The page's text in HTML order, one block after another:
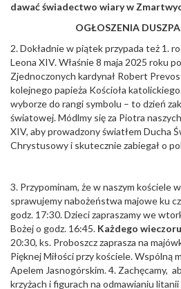
dawać świadectwo wiary w
OGŁOSZENIA
2. Dokładnie w piątek przypada też 1.
Leona XIV. Właśnie 8 maja 2025 roku
Zjednoczonych kardynał Robert
kolejnego papieża Kościoła
wyborze do rangi symbolu – to dzień
światowej. Módlmy się za Piotra
XIV, aby prowadzony światłem Ducha
Chrystusowy i skutecznie zabiegał o
3. Przypominam, że w naszym kościele
sprawujemy nabożeństwa majowe ku
godz. 17:30. Dzieci zapraszamy we
Bożej o godz. 16:45. Każdego wieczoru
20:30, ks. Proboszcz zaprasza na
Pięknej Miłości przy kościele. Wspólną
Apelem Jasnogórskim. 4. Zachęcamy,
krzyżach i figurach na odmawianiu